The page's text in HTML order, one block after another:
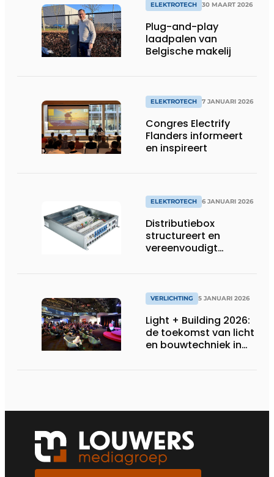
ELEKTROTECH 30 MAART 2026
Plug-and-play
laadpalen van
Belgische makelij
ELEKTROTECH 7 JANUARI 2026
Congres Electrify
Flanders informeert
en inspireert
ELEKTROTECH 6 JANUARI 2026
Distributiebox
structureert en
vereenvoudigt
VERLICHTING 5 JANUARI 2026
Light + Building 2026:
de toekomst van licht
en bouwtechniek in